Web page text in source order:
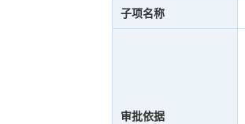
子项名称
审批依据